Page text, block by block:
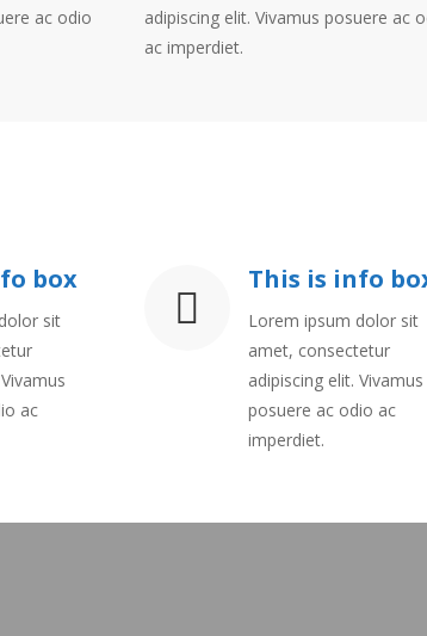
ac odio
adipiscing elit. Vivamus posuere ac
ac imperdiet.
box
sit
ac
This is info
Lorem ipsum dolor sit
amet, consectetur
adipiscing elit. Vivamus
posuere ac odio ac
imperdiet.